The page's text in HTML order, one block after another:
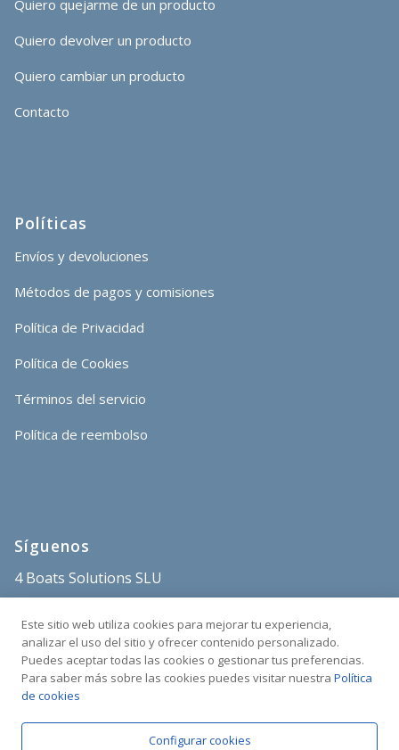
Quiero quejarme de un producto
Quiero devolver un producto
Quiero cambiar un producto
Contacto
Políticas
Envíos y devoluciones
Métodos de pagos y comisiones
Política de Privacidad
Política de Cookies
Términos del servicio
Política de reembolso
Síguenos
4 Boats Solutions SLU
+34 682 515 671
Sant Carles Marina
C/Poble Nou s/n
43540 La Ràpita
Este sitio web utiliza cookies para mejorar tu experiencia,
analizar el uso del sitio y ofrecer contenido personalizado.
Puedes aceptar todas las cookies o gestionar tus preferencias.
Para saber más sobre las cookies puedes visitar nuestra Política
de cookies
Configurar cookies